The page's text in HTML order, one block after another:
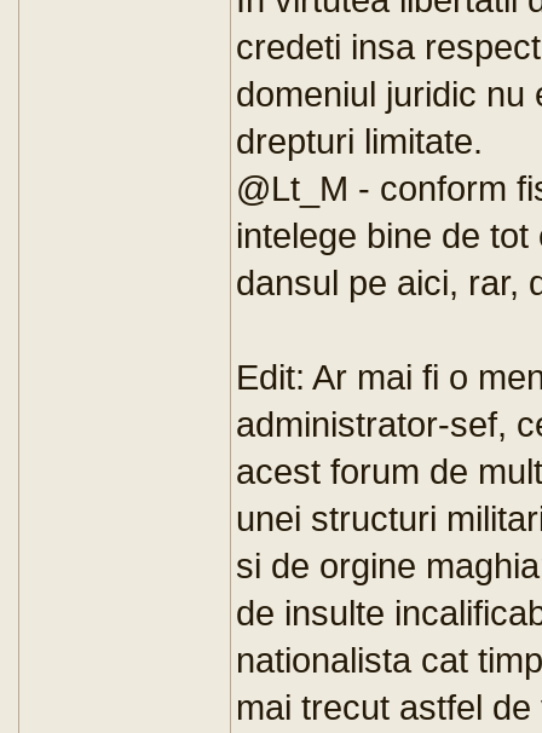
credeti insa
domeniul juridic nu
drepturi limitate.
@Lt_M - conform
intelege bine de
dansul pe aici, rar,
Edit: Ar mai fi o
administrator-sef,
acest forum de
unei structuri
si de orgine
de insulte
nationalista cat
mai trecut astfel